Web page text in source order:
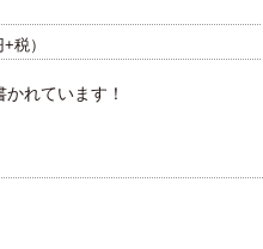
税）
れています！